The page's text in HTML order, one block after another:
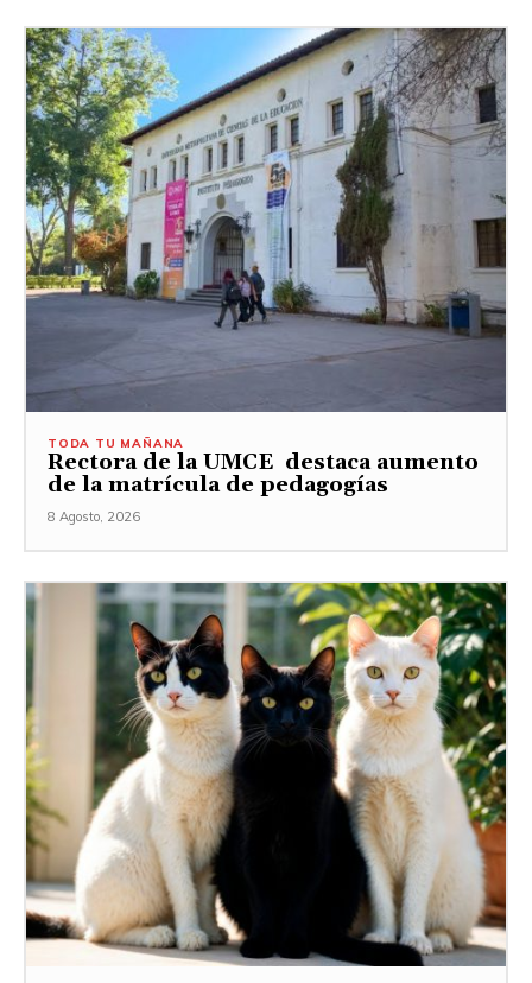
TODA TU MAÑANA
Rectora de la UMCE destaca aumento
de la matrícula de pedagogías
8 Agosto, 2026